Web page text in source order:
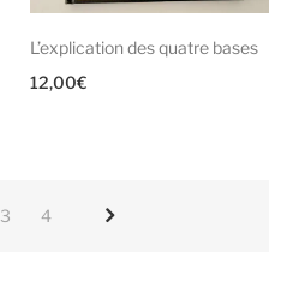
L’explication des quatre bases
12,00€
3 4